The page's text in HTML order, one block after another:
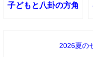
子どもと八卦の方角
2026夏の